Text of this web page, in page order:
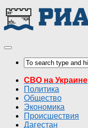
СВО на Украине
Политика
Общество
Экономика
Происшествия
Дагестан